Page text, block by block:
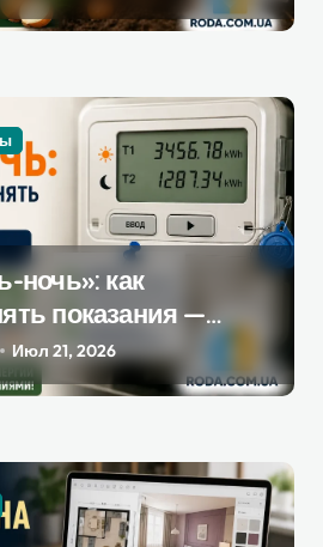
ночь»: как
показания —
без ошибок
Июл 21, 2026